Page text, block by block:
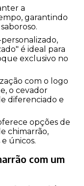
a
garantindo
é ideal para
exclusivo no
com o logo
o cevador
diferenciado e
opções de
chimarrão,
únicos.
com um